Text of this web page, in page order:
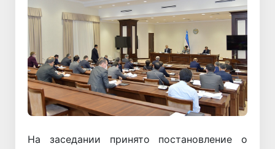
На заседании принято постановление о